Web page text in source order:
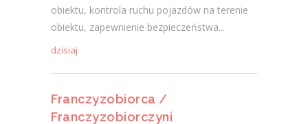
obiektu, kontrola ruchu pojazdów na terenie
obiektu, zapewnienie bezpieczeństwa...
dzisiaj
Franczyzobiorca /
Franczyzobiorczyni